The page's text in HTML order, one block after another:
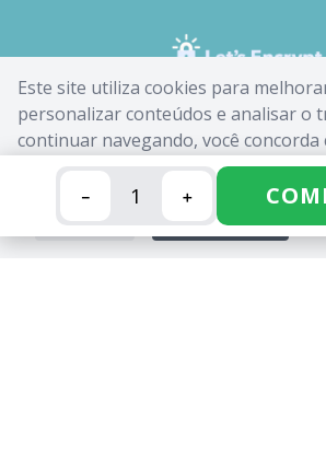
Este site utiliza cookies para
personalizar conteúdos e analisar o
continuar navegando, você concorda
cookies. Saiba mais em nossaPolítica
ACEITAR
＋
－